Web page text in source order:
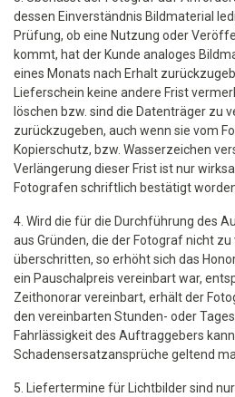
dessen Einverständnis Bildmaterial
Prüfung, ob eine Nutzung oder
kommt, hat der Kunde analoges
eines Monats nach Erhalt
Lieferschein keine andere Frist
löschen bzw. sind die Datenträger zu
zurückzugeben, auch wenn sie vom
Kopierschutz, bzw. Wasserzeichen
Verlängerung dieser Frist ist nur
Fotografen schriftlich bestätigt
4. Wird die für die Durchführung des
aus Gründen, die der Fotograf nicht
überschritten, so erhöht sich das
ein Pauschalpreis vereinbart war,
Zeithonorar vereinbart, erhält der
den vereinbarten Stunden- oder
Fahrlässigkeit des Auftraggebers
Schadensersatzansprüche geltend
5. Liefertermine für Lichtbilder sind